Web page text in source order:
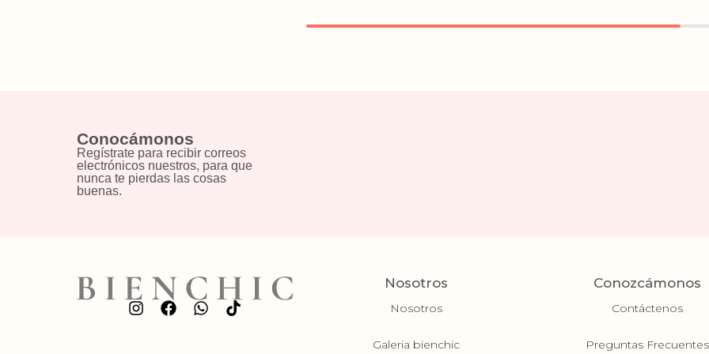
Conocámonos
Regístrate para recibir correos
electrónicos nuestros, para que
nunca te pierdas las cosas
buenas.
Nosotros
Nosotros
Galeria bienchic
Conozcámonos
Contáctenos
Preguntas Frecuentes